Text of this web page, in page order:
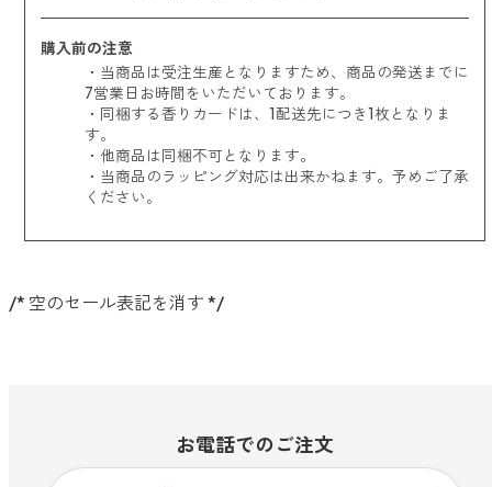
購入前の注意
・当商品は受注生産となりますため、商品の発送までに
7営業日お時間をいただいております。
・同梱する香りカードは、1配送先につき1枚となりま
す。
・他商品は同梱不可となります。
・当商品のラッピング対応は出来かねます。予めご了承
ください。
/* 空のセール表記を消す */
お電話でのご注文